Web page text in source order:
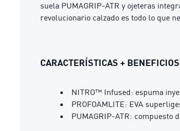
suela PUMAGRIP-ATR y ojeteras
revolucionario calzado es todo lo que
CARACTERÍSTICAS + BENEFICIOS
NITRO™ Infused: espuma
PROFOAMLITE: EVA
PUMAGRIP-ATR: compuesto